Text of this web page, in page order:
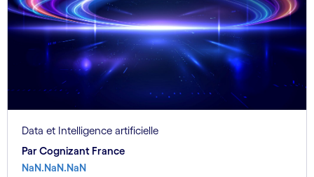
Data et Intelligence artificielle
Par Cognizant France
NaN.NaN.NaN